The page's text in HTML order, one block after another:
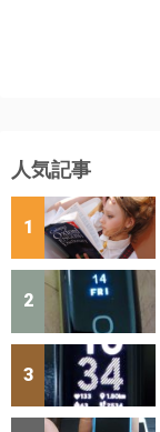
人気記事
1
2
3